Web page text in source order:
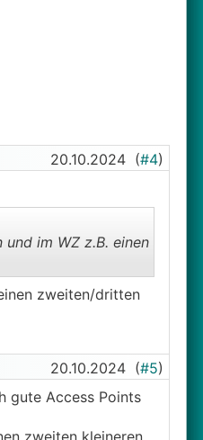
20.10.2024 (#4)
im WZ z.B. einen
zweiten/dritten
20.10.2024 (#5)
gute Access Points
zweiten kleineren